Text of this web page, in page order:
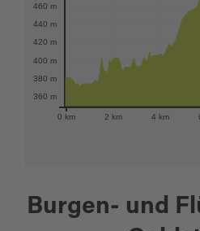
0 km 2 km 4 km
360 m
380 m
400 m
420 m
440 m
460 m
Burgen- und